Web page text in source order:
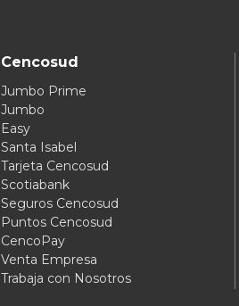
Cencosud
Jumbo Prime
Jumbo
Easy
Santa Isabel
Tarjeta Cencosud
Scotiabank
Seguros Cencosud
Puntos Cencosud
CencoPay
Venta Empresa
Trabaja con Nosotros